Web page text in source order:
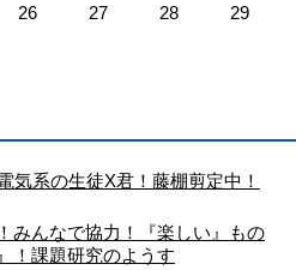
26 27 28
29
系の生徒X君！藤棚剪定中！
みんなで協力！『楽しい』もの
！課題研究のようす